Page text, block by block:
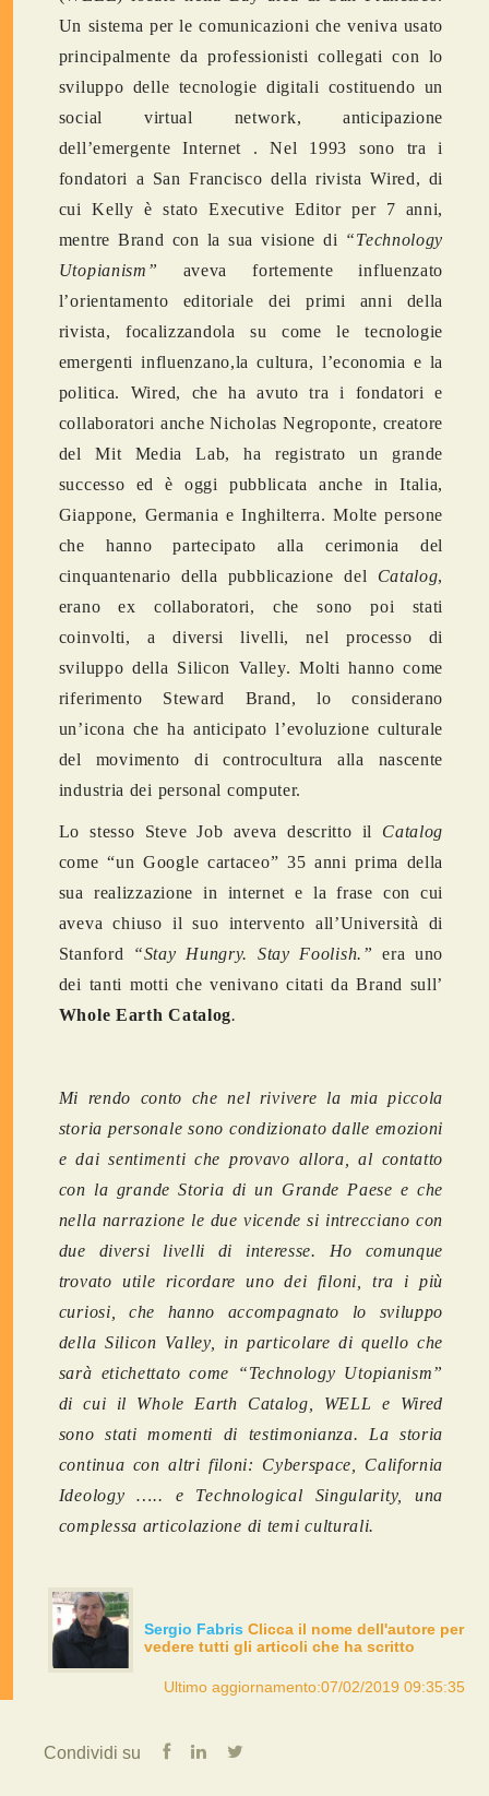
Un sistema per le comunicazioni che veniva usato
principalmente da professionisti collegati con lo
sviluppo delle tecnologie digitali costituendo un
social virtual network, anticipazione
dell’emergente Internet . Nel 1993 sono tra i
fondatori a San Francisco della rivista Wired, di
cui Kelly è stato Executive Editor per 7 anni,
mentre Brand con la sua visione di “Technology
Utopianism” aveva fortemente influenzato
l’orientamento editoriale dei primi anni della
rivista, focalizzandola su come le tecnologie
emergenti influenzano,la cultura, l’economia e la
politica. Wired, che ha avuto tra i fondatori e
collaboratori anche Nicholas Negroponte, creatore
del Mit Media Lab, ha registrato un grande
successo ed è oggi pubblicata anche in Italia,
Giappone, Germania e Inghilterra. Molte persone
che hanno partecipato alla cerimonia del
cinquantenario della pubblicazione del Catalog,
erano ex collaboratori, che sono poi stati
coinvolti, a diversi livelli, nel processo di
sviluppo della Silicon Valley. Molti hanno come
riferimento Steward Brand, lo considerano
un’icona che ha anticipato l’evoluzione culturale
del movimento di controcultura alla nascente
industria dei personal computer.
Lo stesso Steve Job aveva descritto il Catalog
come “un Google cartaceo” 35 anni prima della
sua realizzazione in internet e la frase con cui
aveva chiuso il suo intervento all’Università di
Stanford
“Stay Hungry. Stay Foolish.” era uno
dei tanti motti che venivano citati da Brand sull’
Whole Earth Catalog.
Mi rendo conto che nel rivivere la mia piccola
storia personale sono condizionato dalle emozioni
e dai sentimenti che provavo allora, al contatto
con la grande Storia di un Grande Paese e che
nella narrazione le due vicende si intrecciano con
due diversi livelli di interesse. Ho comunque
trovato utile ricordare uno dei filoni, tra i più
curiosi, che hanno accompagnato lo sviluppo
della Silicon Valley, in particolare di quello che
sarà etichettato come “Technology Utopianism”
di cui il Whole Earth Catalog, WELL e Wired
sono stati momenti di testimonianza. La storia
continua con altri filoni: Cyberspace, California
Ideology ….. e Technological Singularity, una
complessa articolazione di temi culturali.
Sergio Fabris Clicca il nome dell'autore per
vedere tutti gli articoli che ha scritto
Ultimo aggiornamento:07/02/2019 09:35:35
Condividi su